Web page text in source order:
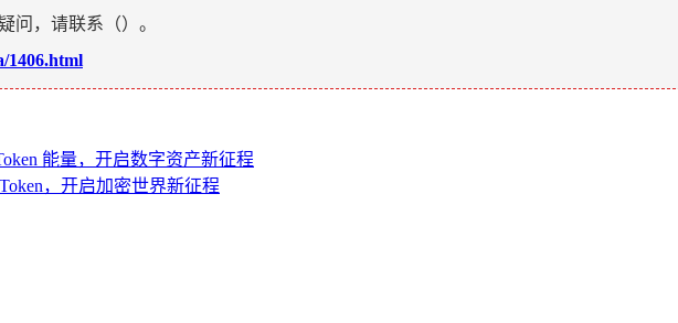
问，请联系（）。
1406.html
能量，开启数字资产新征程
，开启加密世界新征程